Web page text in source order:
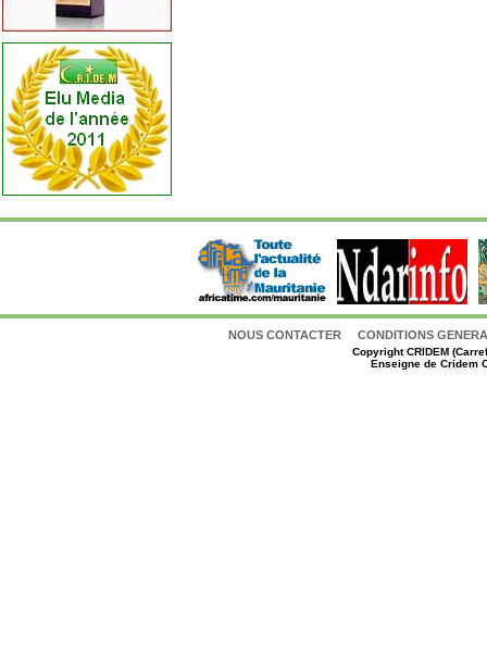
NOUS CONTACTER CONDITIONS
CopyrightCRIDEM
Enseigne de Cridem